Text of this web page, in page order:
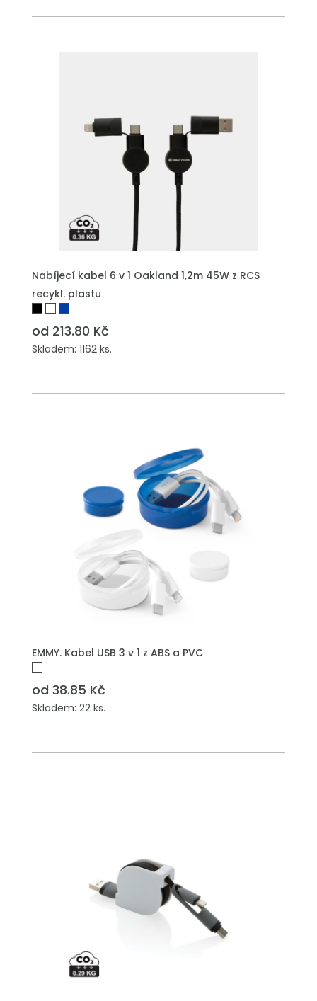
Nabíjecí kabel 6 v 1 Oakland 1,2m 45W z RCS
recykl. plastu
od 213.80 Kč
Skladem: 1162 ks.
EMMY. Kabel USB 3 v 1 z ABS a PVC
od 38.85 Kč
Skladem: 22 ks.